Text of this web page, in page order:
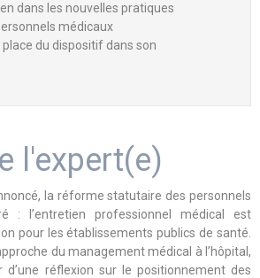
dans les nouvelles pratiques
médicaux
du dispositif dans son
l'expert(e)
la réforme statutaire des personnels
: l’entretien professionnel médical est
pour les établissements publics de santé.
du management médical à l’hôpital,
d’une réflexion sur le positionnement des